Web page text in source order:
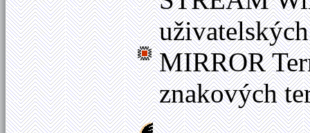
MIRROR
znakových